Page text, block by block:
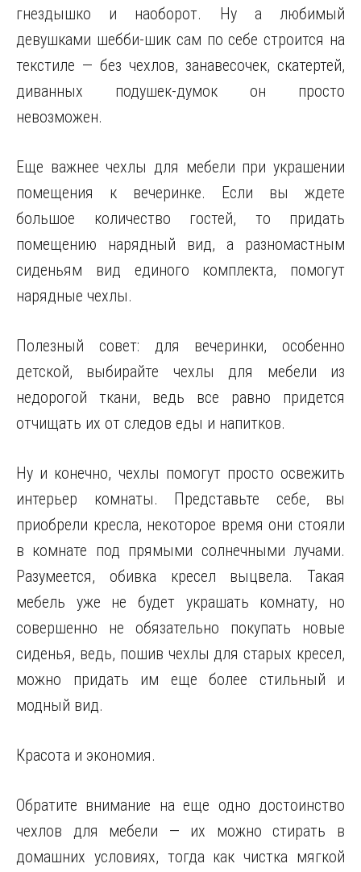
гнездышко и наоборот. Ну а любимый
девушками шебби-шик сам по себе строится на
текстиле — без чехлов, занавесочек, скатертей,
диванных подушек-думок он просто
невозможен.
Еще важнее чехлы для мебели при украшении
помещения к вечеринке. Если вы ждете
большое количество гостей, то придать
помещению нарядный вид, а разномастным
сиденьям вид единого комплекта, помогут
нарядные чехлы.
Полезный совет: для вечеринки, особенно
детской, выбирайте чехлы для мебели из
недорогой ткани, ведь все равно придется
отчищать их от следов еды и напитков.
Ну и конечно, чехлы помогут просто освежить
интерьер комнаты. Представьте себе, вы
приобрели кресла, некоторое время они стояли
в комнате под прямыми солнечными лучами.
Разумеется, обивка кресел выцвела. Такая
мебель уже не будет украшать комнату, но
совершенно не обязательно покупать новые
сиденья, ведь, пошив чехлы для старых кресел,
можно придать им еще более стильный и
модный вид.
Красота и экономия.
Обратите внимание на еще одно достоинство
чехлов для мебели — их можно стирать в
домашних условиях, тогда как чистка мягкой